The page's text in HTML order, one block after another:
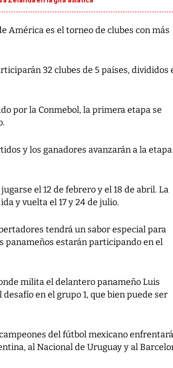
América es el torneo de clubes con más
32 clubes de 5 países, divididos
por la Conmebol, la primera etapa se
y los ganadores avanzarán a la
el 12 de febrero y el 18 de abril. La
y vuelta el 17 y 24 de julio.
tendrá un sabor especial para
panameños estarán participando en el
milita el delantero panameño Luis
en el grupo 1, que bien puede ser
del fútbol mexicano
al Nacional de Uruguay y al